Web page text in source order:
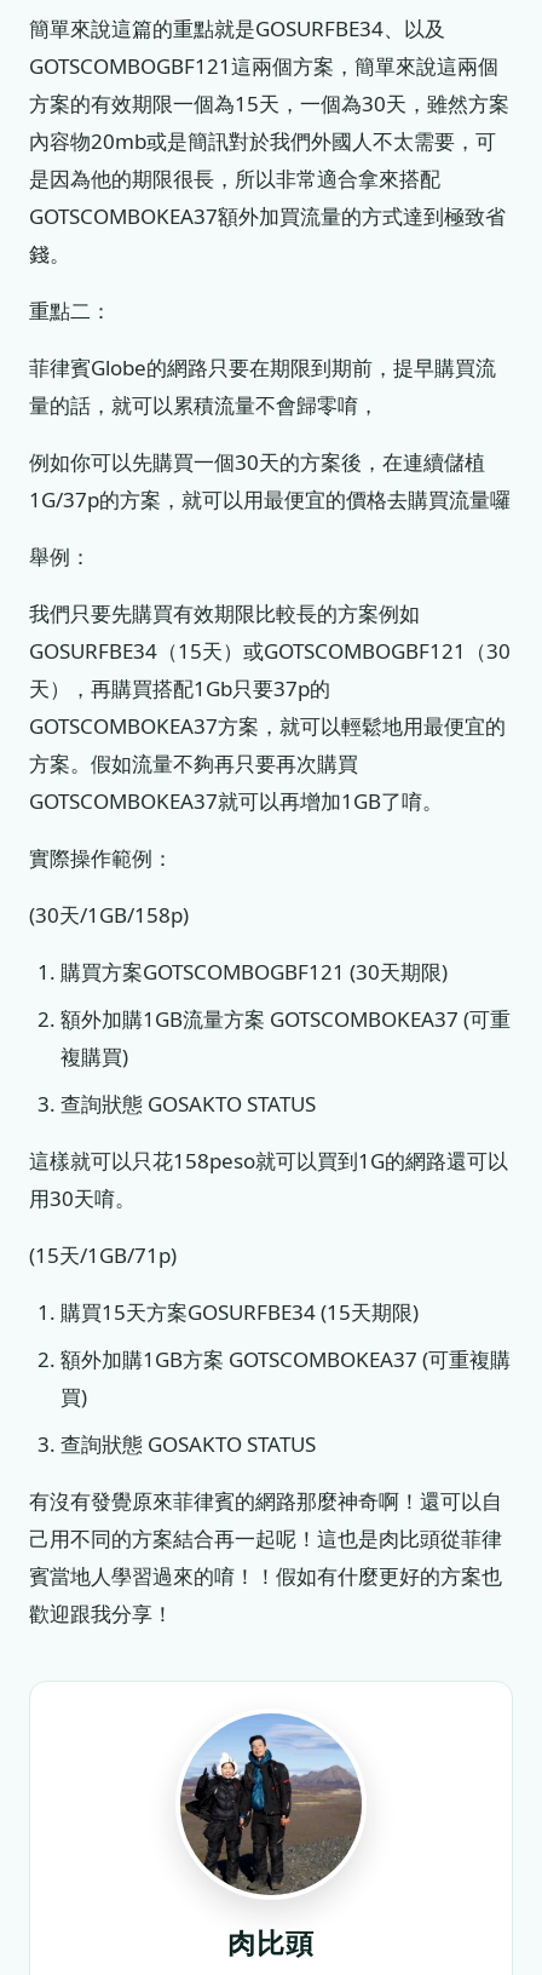
簡單來說這篇的重點就是GOSURFBE34、以及
GOTSCOMBOGBF121這兩個方案，簡單來說這兩個
方案的有效期限一個為15天，一個為30天，雖然方案
內容物20mb或是簡訊對於我們外國人不太需要，可
是因為他的期限很長，所以非常適合拿來搭配
GOTSCOMBOKEA37額外加買流量的方式達到極致省
錢。
重點二：
菲律賓Globe的網路只要在期限到期前，提早購買流
量的話，就可以累積流量不會歸零唷，
例如你可以先購買一個30天的方案後，在連續儲植
1G/37p的方案，就可以用最便宜的價格去購買流量囉
舉例：
我們只要先購買有效期限比較長的方案例如
GOSURFBE34（15天）或GOTSCOMBOGBF121（30
天），再購買搭配1Gb只要37p的
GOTSCOMBOKEA37方案，就可以輕鬆地用最便宜的
方案。假如流量不夠再只要再次購買
GOTSCOMBOKEA37就可以再增加1GB了唷。
實際操作範例：
(30天/1GB/158p)
購買方案GOTSCOMBOGBF121 (30天期限)
額外加購1GB流量方案 GOTSCOMBOKEA37 (可重
複購買)
查詢狀態 GOSAKTO STATUS
這樣就可以只花158peso就可以買到1G的網路還可以
用30天唷。
(15天/1GB/71p)
購買15天方案GOSURFBE34 (15天期限)
額外加購1GB方案 GOTSCOMBOKEA37 (可重複購
買)
查詢狀態 GOSAKTO STATUS
有沒有發覺原來菲律賓的網路那麼神奇啊！還可以自
己用不同的方案結合再一起呢！這也是肉比頭從菲律
賓當地人學習過來的唷！！假如有什麼更好的方案也
歡迎跟我分享！
肉比頭